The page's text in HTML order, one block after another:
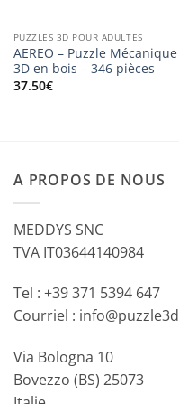
PUZZLES 3D POUR ADULTES
AEREO – Puzzle Mécanique
3D en bois – 346 pièces
37.50€
A PROPOS DE NOUS
MEDDYS SNC
TVA IT03644140984
Tel : +39 371 5394 647
Courriel :
Via Bologna 10
Bovezzo (BS) 25073